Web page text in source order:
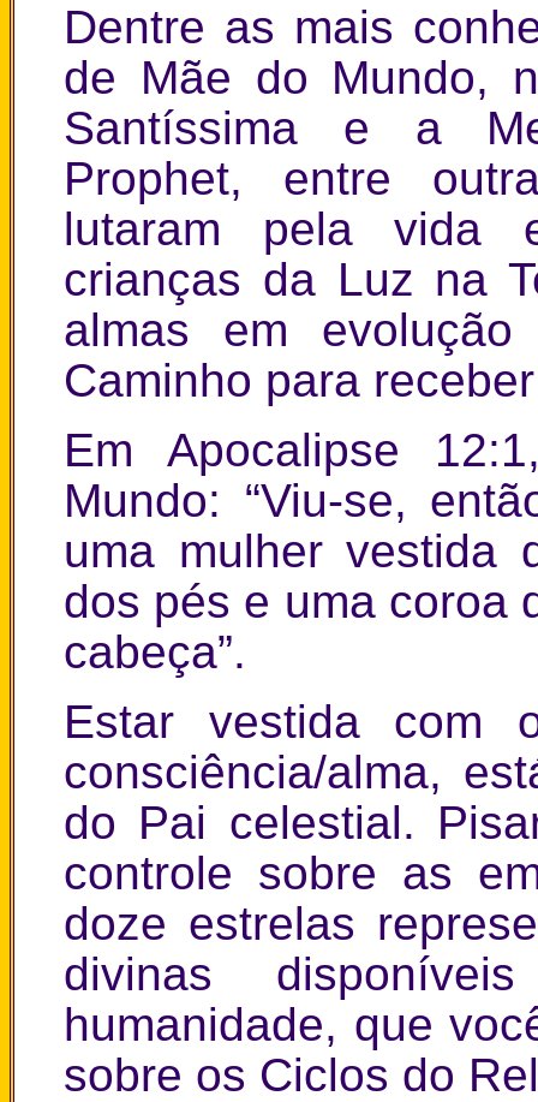
Dentre as mais
de Mãe do Mundo,
Santíssima e a
Prophet, entre
lutaram pela vida
crianças da Luz na
almas em
Caminho para
Em Apocalipse
Mundo: “Viu-se,
uma mulher vestida
dos pés e uma coroa
cabeça”.
Estar vestida com
consciência/alma,
do Pai celestial.
controle sobre as
doze estrelas
divinas
humanidade, que
sobre os Ciclos do